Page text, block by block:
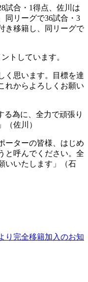
試合・1得点、佐川は
同リーグで36試合・3
き移籍し、同リーグで
トしています。
く思います。目標を達
れからよろしくお願い
る為に、全力で頑張り
（佐川）
ーターの皆様、はじめ
と呼んでください。全
いいたします」（石
り完全移籍加入のお知